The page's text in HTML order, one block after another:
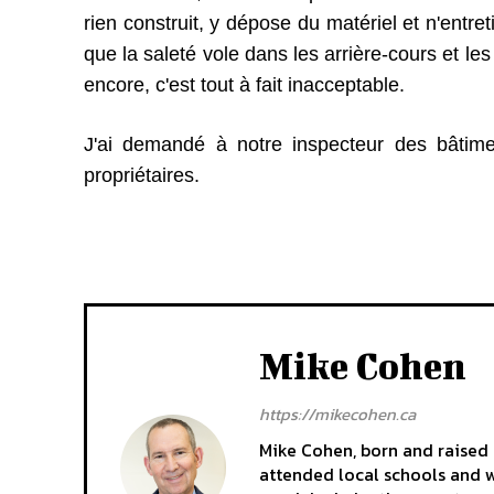
rien construit, y dépose du matériel et
que la saleté vole dans les arrière-cours et
encore, c'est tout à fait inacceptable.
J'ai demandé à notre inspecteur des
propriétaires.
Mike Cohen
https://mikecohen.ca
Mike Cohen, born and
attended local schools and